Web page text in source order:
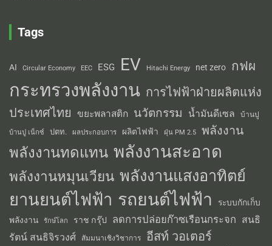
Tags
AI Circular Economy EEC ESG EV Hitachi Energy net zero กฟผ
กระทรวงพลังงาน การไฟฟ้าฝ่ายผลิตแห่ง
ประเทศไทย
ขยะพลาสติก นวัตกรรม น้ำมันดีเซล บ้านปู
บ้านปู เน็กซ์ ปตท. ผลประกอบการ ผลิตไฟฟ้า ฝุ่น PM 2.5 พลังงาน
พลังงานทดแทน พลังงานสะอาด
พลังงานหมุนเวียน พลังงานแสงอาทิตย์
ยานยนต์ไฟฟ้า รถยนต์ไฟฟ้า
ระบบกักเก็บ
พลังงาน
รักษ์โลก ราช กรุ๊ป ลดการปล่อยก๊าซเรือนกระจก สนธิ
รัตน์ สนธิจิรวงศ์
สัมมนาเชิงวิชาการ อีสท์ วอเตอร์